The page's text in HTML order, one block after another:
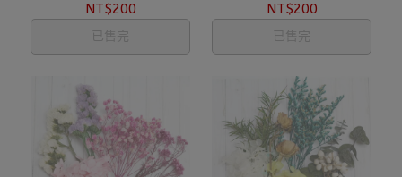
NT$200
已售完
NT$200
已售完